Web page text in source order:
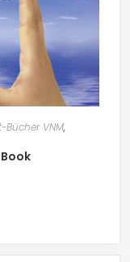
Bücher VNM,